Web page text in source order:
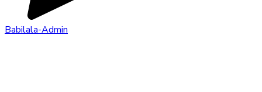
Babilala-Admin